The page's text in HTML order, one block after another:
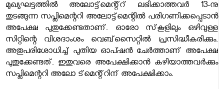
മുഖ്യഘട്ടത്തില്‍ അലോട്ട്‌മെന്റ്‌റ് ലഭിക്കാത്തവര്‍ 13-നു
തുടങ്ങുന്ന സപ്ലിമെന്ററി അലോട്ട്‌മെന്റില്‍ പരിഗണിക്കപ്പെടാന്‍
അപേക്ഷ പുതുക്കേണ്ടതാണ്. ഓരോ സ്‌കൂളിലും ഒഴിവുള്ള
സിറ്റിന്റെ വിശദാംശം വെബ്‌സൈറ്റില്‍ പ്രസിദ്ധീകരിക്കും.
അതുപരിശോധിച്ച് പുതിയ ഓപ്ഷന്‍ ചേര്‍ത്താണ് അപേക്ഷ
പുതുക്കേണ്ടത്. ഇതുവരെ അപേക്ഷിക്കാന്‍ കഴിയാത്തവര്‍ക്കും
സപ്ലിമെന്ററി അലോ ട്‌മെന്റ്‌റിന് അപേക്ഷിക്കാം.